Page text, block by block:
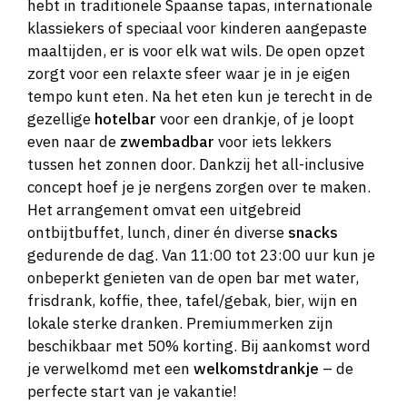
hebt in traditionele Spaanse tapas, internationale
klassiekers of speciaal voor kinderen aangepaste
maaltijden, er is voor elk wat wils. De open opzet
zorgt voor een relaxte sfeer waar je in je eigen
tempo kunt eten. Na het eten kun je terecht in de
gezellige hotelbar voor een drankje, of je loopt
even naar de zwembadbar voor iets lekkers
tussen het zonnen door. Dankzij het all-inclusive
concept hoef je je nergens zorgen over te maken.
Het arrangement omvat een uitgebreid
ontbijtbuffet, lunch, diner én diverse snacks
gedurende de dag. Van 11:00 tot 23:00 uur kun je
onbeperkt genieten van de open bar met water,
frisdrank, koffie, thee, tafel/gebak, bier, wijn en
lokale sterke dranken. Premiummerken zijn
beschikbaar met 50% korting. Bij aankomst word
je verwelkomd met een welkomstdrankje – de
perfecte start van je vakantie!